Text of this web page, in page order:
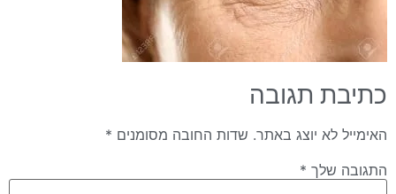
כתיבת תגובה
האימייל לא יוצג באתר. שדות החובה מסומנים *
התגובה שלך *